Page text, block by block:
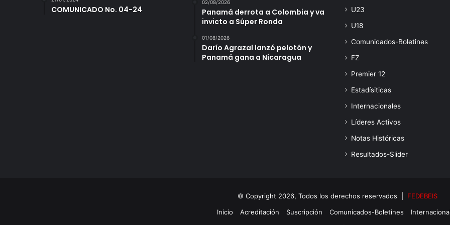
COMUNICADO No. 04-24
02/08/2026
Panamá derrota a Colombia y va
invicto a Súper Ronda
01/08/2026
Darío Agrazal lanzó pelotón y
Panamá gana a Nicaragua
U23
U18
Comunicados-Boletines
FZ
Premier 12
Estadísiticas
Internacionales
Líderes Activos
Notas Históricas
Resultados-Slider
© Copyright 2026, Todos los derechos reservados | FEDEBEIS
Inicio
Acreditación Suscripción Comunicados-Boletines